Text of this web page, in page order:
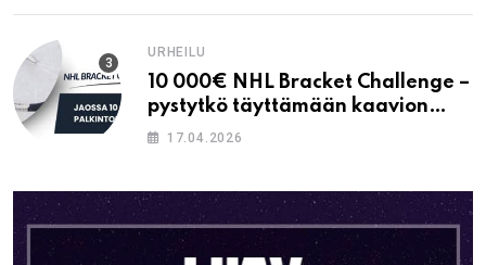
URHEILU
10 000€ NHL Bracket Challenge –
pystytkö täyttämään kaavion
oikein?
17.04.2026